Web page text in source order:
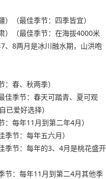
（最佳季节：四季皆宜）
）（最佳季节：在海拔4000米
8两月是冰川融水期，山洪咆
春、秋两季）
佳季节：春天可踏青、夏可观
已爱好选择）
每年11月到第二年4月）
节：每年五六月）
季节：每年的3、4月是桃花盛开
节：每年11月到第二4月其他季